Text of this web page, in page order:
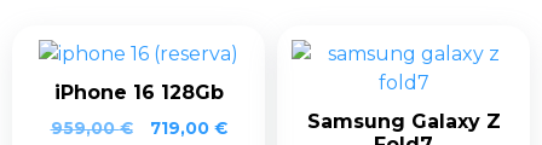
iPhone 16 128Gb
959,00€ 719,00 €
Samsung Galaxy Z